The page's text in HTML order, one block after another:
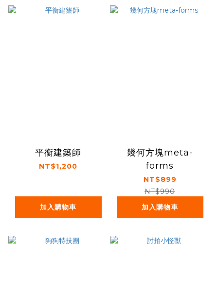
平衡建築師
NT$1,200
加入購物車
幾何方塊meta-
forms
NT$899
NT$990
加入購物車